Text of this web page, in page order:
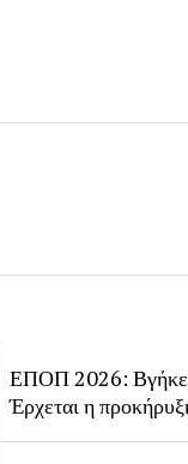
ΕΠΟΠ 2026: Βγήκε
Έρχεται η